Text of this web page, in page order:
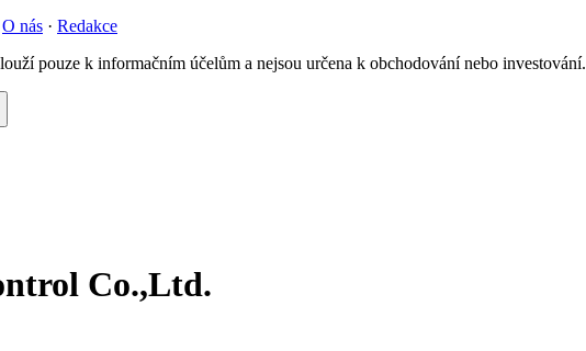
O nás · Redakce
pouze k informačním účelům a nejsou určena k obchodování nebo investování.
Co.,Ltd.